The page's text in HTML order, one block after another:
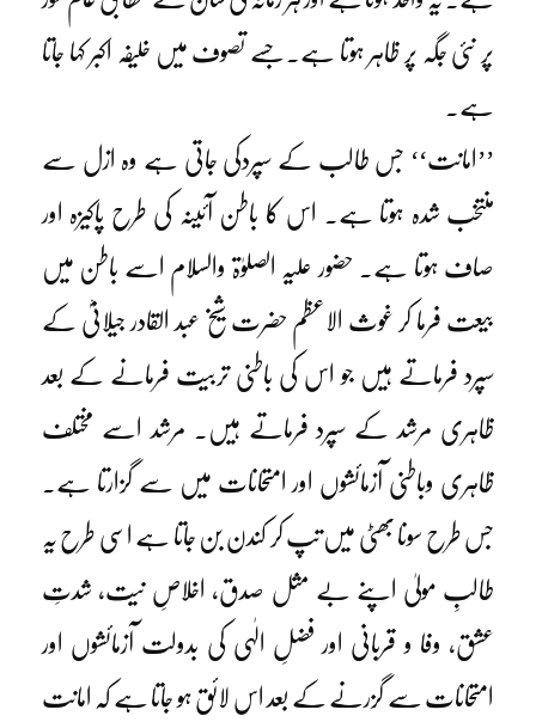
پر نئی جگہ پر ظاہر ہوتا ہے۔جسے تصوف میں خلیفہ اکبر کہا جاتا
ہے۔
’’امانت‘‘ جس طالب کے سپردکی جاتی ہے وہ ازل سے
منتخب شدہ ہوتا ہے۔ اس کا باطن آئینہ کی طرح پاکیزہ اور
صاف ہوتا ہے۔ حضور علیہ الصلوٰۃ والسلام اسے باطن میں
بیعت فرما کر غوث الاعظم حضرت شیخ عبد القادر جیلانیؓ کے
سپرد فرماتے ہیں جو اس کی باطنی تربیت فرمانے کے بعد
ظاہری مرشد کے سپرد فرماتے ہیں۔ مرشد اسے مختلف
ظاہری وباطنی آزمائشوں اور امتحانات میں سے گزارتا ہے۔
جس طرح سونا بھٹی میں تپ کر کندن بن جاتا ہے اسی طرح یہ
طالبِ مولیٰ اپنے بے مثل صدق، اخلاصِ نیت، شدتِ
عشق، وفا و قربانی اور فضلِ الٰہی کی بدولت آزمائشوں اور
امتحانات سے گزرنے کے بعد اس لائق ہو جاتا ہے کہ امانت